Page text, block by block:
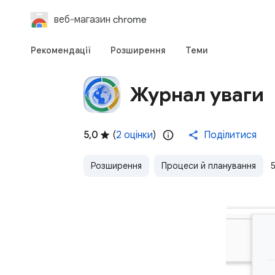
веб-магазин chrome
Рекомендації Розширення Теми
Журнал уваги
5,0 (2 оцінки) Поділитися
Розширення Процеси й планування